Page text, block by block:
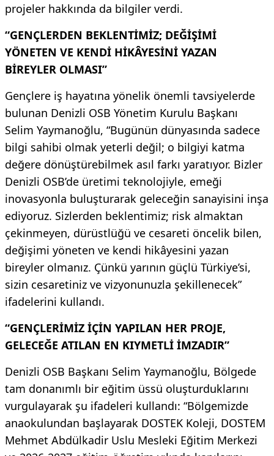
projeler hakkında da bilgiler verdi.
“GENÇLERDEN BEKLENTİMİZ; DEĞİŞİMİ
YÖNETEN VE KENDİ HİKÂYESİNİ YAZAN
BİREYLER OLMASI”
Gençlere iş hayatına yönelik önemli tavsiyelerde
bulunan Denizli OSB Yönetim Kurulu Başkanı
Selim Yaymanoğlu, “Bugünün dünyasında sadece
bilgi sahibi olmak yeterli değil; o bilgiyi katma
değere dönüştürebilmek asıl farkı yaratıyor. Bizler
Denizli OSB’de üretimi teknolojiyle, emeği
inovasyonla buluşturarak geleceğin sanayisini inşa
ediyoruz. Sizlerden beklentimiz; risk almaktan
çekinmeyen, dürüstlüğü ve cesareti öncelik bilen,
değişimi yöneten ve kendi hikâyesini yazan
bireyler olmanız. Çünkü yarının güçlü Türkiye’si,
sizin cesaretiniz ve vizyonunuzla şekillenecek”
ifadelerini kullandı.
“GENÇLERİMİZ İÇİN YAPILAN HER PROJE,
GELECEĞE ATILAN EN KIYMETLİ İMZADIR”
Denizli OSB Başkanı Selim Yaymanoğlu, Bölgede
tam donanımlı bir eğitim üssü oluşturduklarını
vurgulayarak şu ifadeleri kullandı: “Bölgemizde
anaokulundan başlayarak DOSTEK Koleji, DOSTEM
Mehmet Abdülkadir Uslu Mesleki Eğitim Merkezi